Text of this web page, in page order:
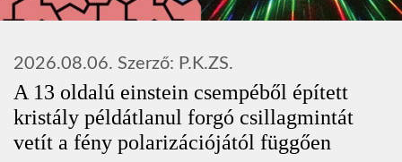
A 13 oldalú einstein csempéből épített
kristály példátlanul forgó csillagmintát
vetít a fény polarizációjától függően
2026.08.06. Szerző: P.K.ZS.